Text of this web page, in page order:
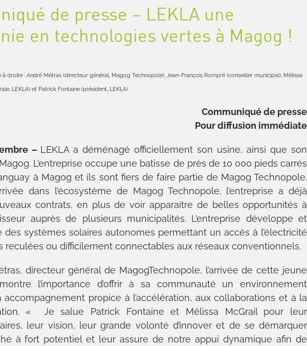
de presse – LEKLA une
en technologies vertes à Magog !
droite : André Métras (directeur général, Magog Technopole), Jean-François Rompré (conseiller municipal), Mélissa
LEKLA) et Patrick Fontaine (président, LEKLA)
Communiqué de presse
Pour diffusion immédiate
– LEKLA a déménagé officiellement son usine, ainsi que son
L’entreprise occupe une batisse de près de 10 000 pieds carrés
à Magog et ils sont fiers de faire partie de Magog Technopole.
dans l’écosystème de Magog Technopole, l’entreprise a déjà
contrats, en plus de voir apparaitre de belles opportunités à
auprès de plusieurs municipalités. L’entreprise développe et
des systèmes solaires autonomes permettant un accès à l’électricité
reculées ou difficilement connectables aux réseaux conventionnels.
directeur général de MagogTechnopole, l’arrivée de cette jeune
l’importance d’offrir à sa communauté un environnement
accompagnement propice à l’accélération, aux collaborations et à la
« Je salue Patrick Fontaine et Mélissa McGrail pour leur
leur vision, leur grande volonté d’innover et de se démarquer
à fort potentiel et leur assure de notre appui dynamique afin de